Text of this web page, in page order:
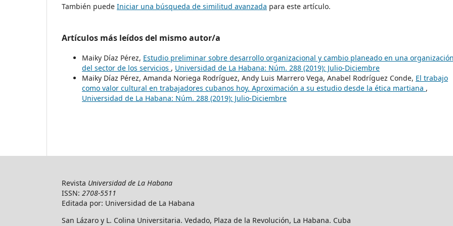
También puede Iniciar una búsqueda de similitud avanzada para este artículo.
Artículos más leídos del mismo autor/a
Maiky Díaz Pérez, Estudio preliminar sobre desarrollo organizacional y cambio planeado en una
del sector de los servicios , Universidad de La Habana: Núm. 288 (2019): Julio-Diciembre
Maiky Díaz Pérez, Amanda Noriega Rodríguez, Andy Luis Marrero Vega, Anabel Rodríguez Conde, El trabajo
como valor cultural en trabajadores cubanos hoy. Aproximación a su estudio desde la ética martiana ,
Universidad de La Habana: Núm. 288 (2019): Julio-Diciembre
Revista Universidad de La Habana
ISSN: 2708-5511
Editada por: Universidad de La Habana
San Lázaro y L. Colina Universitaria. Vedado, Plaza de la Revolución, La Habana. Cuba